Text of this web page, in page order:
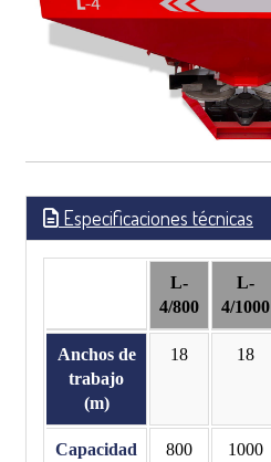
Especificaciones técnicas
L-
4/800
L-
4/1000
Anchos de
trabajo
(m)
18 18
Capacidad
800 1000